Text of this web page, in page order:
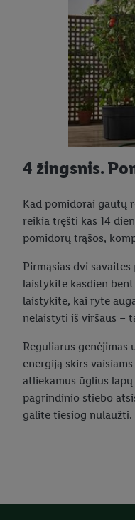
4 žingsnis.
Kad pomidorai gautų
reikia tręšti kas 14
pomidorų trąšos,
Pirmąsias dvi
laistykite kasdien
laistykite, kai ryte
nelaistyti iš viršaus –
Reguliarus genėjimas
energiją skirs
atliekamus ūglius
pagrindinio stiebo
galite tiesiog nulaužti.